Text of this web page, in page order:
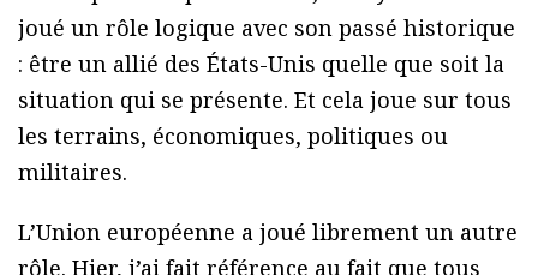
joué un rôle logique avec son passé historique
: être un allié des États-Unis quelle que soit la
situation qui se présente. Et cela joue sur tous
les terrains, économiques, politiques ou
militaires.
L’Union européenne a joué librement un autre
rôle. Hier, j’ai fait référence au fait que tous